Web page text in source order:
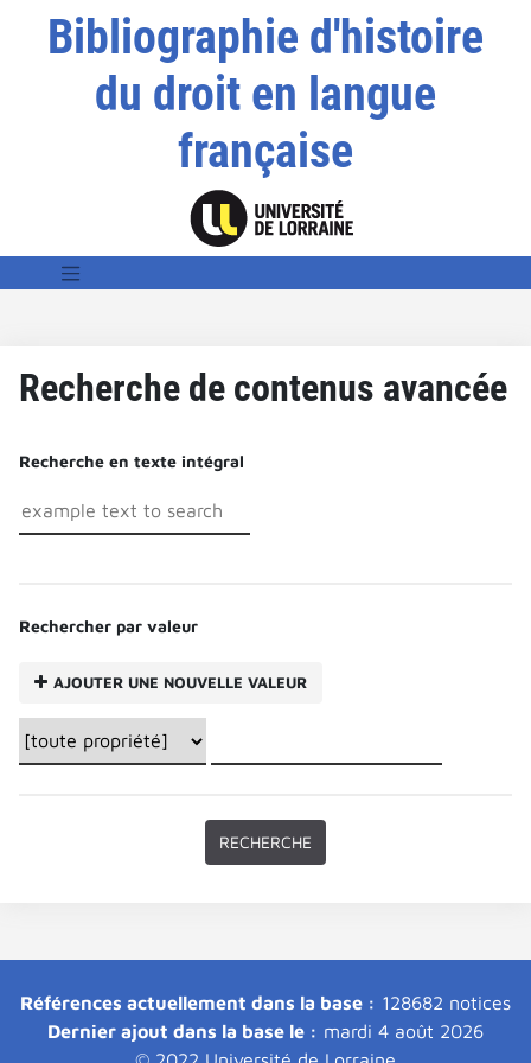
Bibliographie d'histoire
du droit en langue
française
Recherche de contenus avancée
Recherche en texte intégral
Rechercher par valeur
AJOUTER UNE NOUVELLE VALEUR
Références actuellement dans la base : 128682 notices
Dernier ajout dans la base le : mardi 4 août 2026